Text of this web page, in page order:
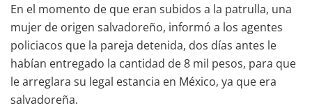
En el momento de que eran subidos a la patrulla, una
mujer de origen salvadoreño, informó a los agentes
policiacos que la pareja detenida, dos días antes le
habían entregado la cantidad de 8 mil pesos, para que
le arreglara su legal estancia en México, ya que era
salvadoreña.